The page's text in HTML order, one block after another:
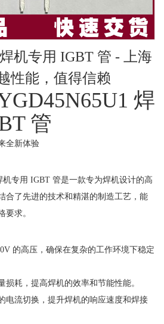
机专用 IGBT 管 - 上海
性能，值得信赖
焊
管
全新体验
机专用 IGBT 管是一款专为焊机设计的高
合了先进的技术和精湛的制造工艺，能
要求。
的高压，确保在复杂的工作环境下稳定
损耗，提高焊机的效率和节能性能。
电流切换，提升焊机的响应速度和焊接